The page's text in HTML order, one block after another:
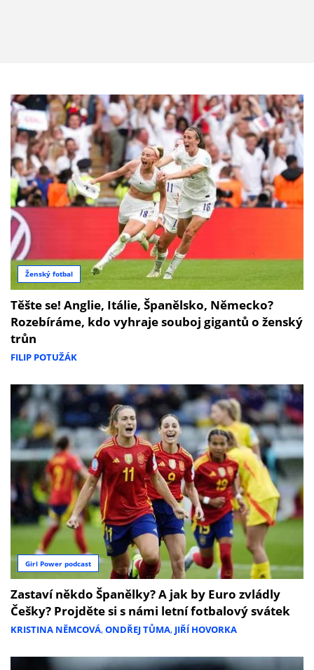
Ženský fotbal
Těšte se! Anglie, Itálie, Španělsko, Německo?
Rozebíráme, kdo vyhraje souboj gigantů o ženský
trůn
FILIP POTUŽÁK
Girl Power podcast
Zastaví někdo Španělky? A jak by Euro zvládly
Češky? Projděte si s námi letní fotbalový svátek
KRISTINA NĚMCOVÁ,ONDŘEJ TŮMA, JIŘÍ HOVORKA